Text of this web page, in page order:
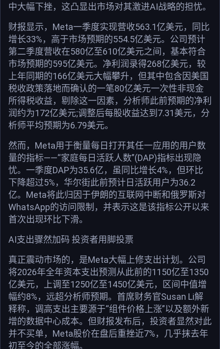
中大幅下挫，这凸显出市场对其激进AI战略的担忧。
财报显示，Meta一季度实现营收563.1亿美元，同比
增长33%，高于市场预期的554.5亿美元。公司预计
第二季度营收在580亿至610亿美元之间，基本符合
市场预期的595亿美元。净利润录得268亿美元，较
上年同期的166亿美元大幅攀升，但其中包含因美国
税收政策落地而确认的一笔80亿美元一次性非现金
所得税收益，剔除这一因素，分析师此前预期的净利
润约为172亿美元;调整后每股收益达到7.31美元，分
析师平均预期为6.79美元。
然而，Meta用于衡量每日打开其任一应用的用户数
量的指标——“家庭每日活跃人数”(DAP)指标出现隐
忧。一季度DAP为35.6亿，虽同比增长4%，但环比
下降超过5%，华尔街此前预计日活跃用户为36.2
亿。Meta将此归因于伊朗的互联网中断和俄罗斯对
WhatsApp的访问限制，并表示这是该指标公开以来
首次出现环比下滑。
AI支出骤然加码 投资者用脚投票
真正震动市场的，是Meta大幅上修支出计划。公司
将2026年全年资本支出预测从此前的1150亿至1350
亿美元，上调至1250亿至1450亿美元，区间中值增
幅约8%，远超分析师预期。首席财务官Susan Li解
释称，调高支出主要源于“组件价格上涨”以及额外新
增的数据中心成本。但财报发布后，投资者显然对此
并不买单，Meta股价在盘后重挫近7%，几乎抹去年
初至今的全部涨幅。